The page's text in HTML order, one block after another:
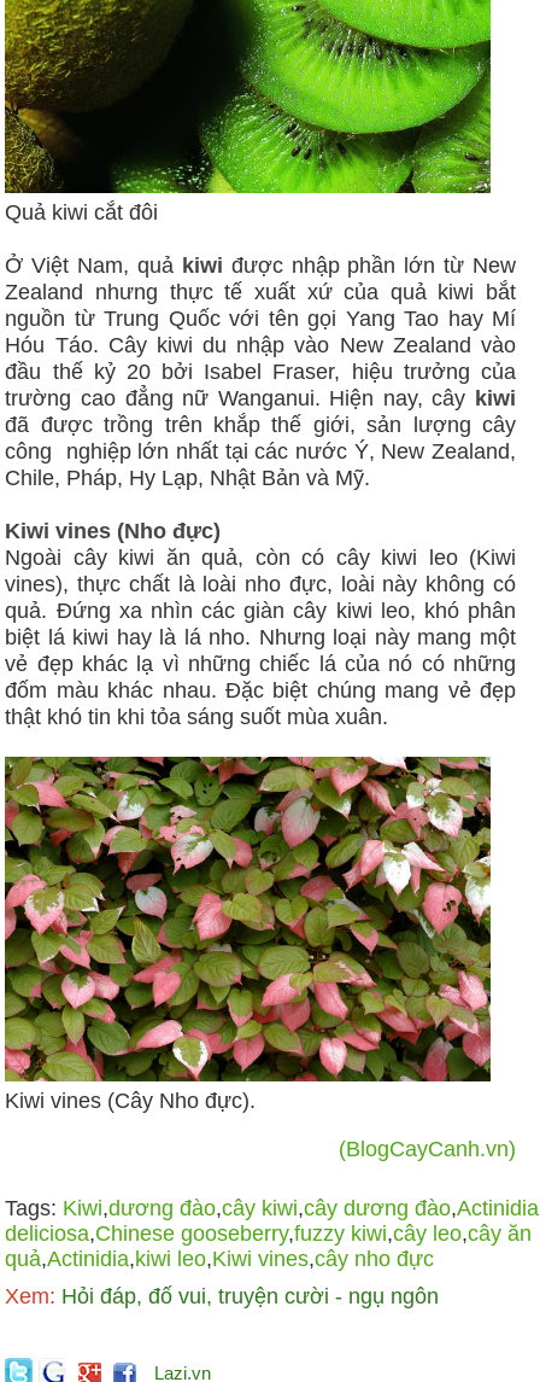
Quả kiwi cắt đôi
Ở Việt Nam, quả kiwi được nhập phần lớn từ New
Zealand nhưng thực tế xuất xứ của quả kiwi bắt
nguồn từ Trung Quốc với tên gọi Yang Tao hay Mí
Hóu Táo. Cây kiwi du nhập vào New Zealand vào
đầu thế kỷ 20 bởi Isabel Fraser, hiệu trưởng của
trường cao đẳng nữ Wanganui. Hiện nay, cây kiwi
đã được trồng trên khắp thế giới, sản lượng cây
công nghiệp lớn nhất tại các nước Ý, New Zealand,
Chile, Pháp, Hy Lạp, Nhật Bản và Mỹ.
Kiwi vines (Nho đực)
Ngoài cây kiwi ăn quả, còn có cây kiwi leo (Kiwi
vines), thực chất là loài nho đực, loài này không có
quả. Đứng xa nhìn các giàn cây kiwi leo, khó phân
biệt lá kiwi hay là lá nho. Nhưng loại này mang một
vẻ đẹp khác lạ vì những chiếc lá của nó có những
đốm màu khác nhau. Đặc biệt chúng mang vẻ đẹp
thật khó tin khi tỏa sáng suốt mùa xuân.
Kiwi vines (Cây Nho đực).
(BlogCayCanh.vn)
Tags: Kiwi,dương đào,cây kiwi,cây dương đào,Actinidia
deliciosa,Chinese gooseberry,fuzzy kiwi,cây leo,cây ăn
quả,Actinidia,kiwi leo,Kiwi vines,cây nho đực
Xem: Hỏi đáp, đố vui, truyện cười - ngụ ngôn
Lazi.vn